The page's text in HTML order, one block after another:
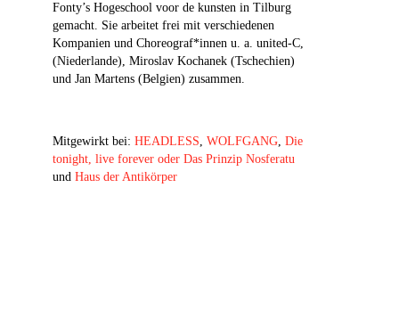
Fonty’s Hogeschool voor de kunsten in Tilburg
gemacht. Sie arbeitet frei mit verschiedenen
Kompanien und Choreograf*innen u. a. united-C,
(Niederlande), Miroslav Kochanek (Tschechien)
und Jan Martens (Belgien) zusammen.
Mitgewirkt bei: HEADLESS, WOLFGANG, Die
tonight, live forever oder Das Prinzip Nosferatu
und Haus der Antikörper